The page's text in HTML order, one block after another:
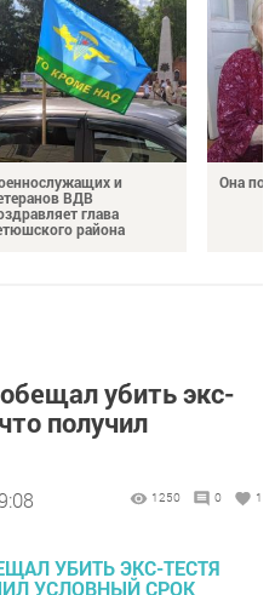
и
ВДВ
глава
района
Она
убить экс-
получил
1250 0 1